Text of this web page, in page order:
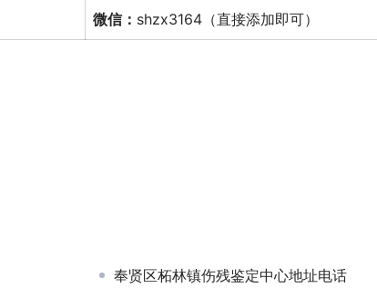
微信： shzx3164（直接添加即可）
奉贤区柘林镇伤残鉴定中心地址电话